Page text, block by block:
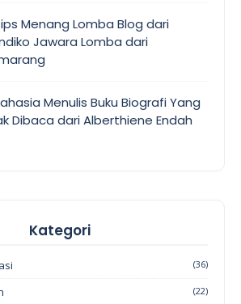
Menang Lomba Blog dari
Jawara Lomba dari
Menulis Buku Biografi Yang
Dibaca dari Alberthiene Endah
Kategori
(36)
(22)